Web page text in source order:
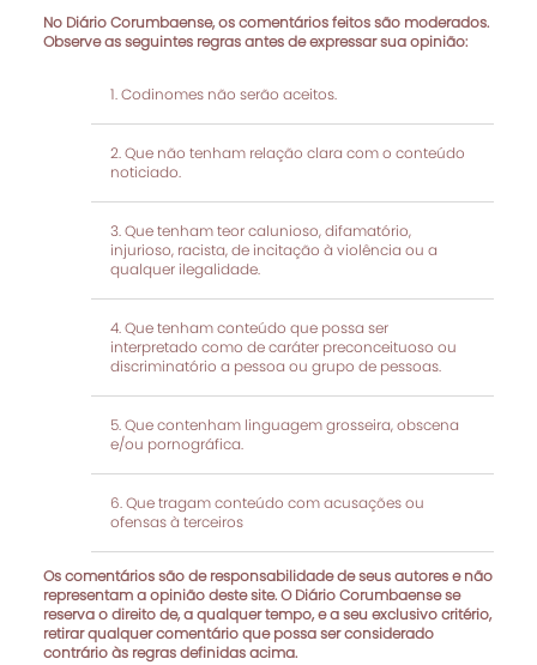
No Diário Corumbaense, os comentários feitos são moderados.
Observe as seguintes regras antes de expressar sua opinião:
Codinomes não serão aceitos.
Que não tenham relação clara com o conteúdo
noticiado.
Que tenham teor calunioso, difamatório,
injurioso, racista, de incitação à violência ou a
qualquer ilegalidade.
Que tenham conteúdo que possa ser
interpretado como de caráter preconceituoso ou
discriminatório a pessoa ou grupo de pessoas.
Que contenham linguagem grosseira, obscena
e/ou pornográfica.
Que tragam conteúdo com acusações ou
ofensas à terceiros
Os comentários são de responsabilidade de seus autores e não
representam a opinião deste site. O Diário Corumbaense se
reserva o direito de, a qualquer tempo, e a seu exclusivo critério,
retirar qualquer comentário que possa ser considerado
contrário às regras definidas acima.